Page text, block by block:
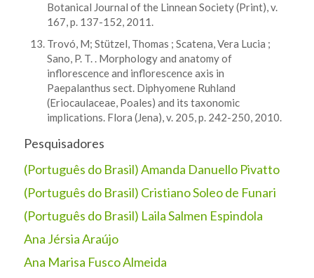
Botanical Journal of the Linnean Society (Print), v.
167, p. 137-152, 2011.
Trovó, M; Stützel, Thomas ; Scatena, Vera Lucia ;
Sano, P. T. . Morphology and anatomy of
inflorescence and inflorescence axis in
Paepalanthus sect. Diphyomene Ruhland
(Eriocaulaceae, Poales) and its taxonomic
implications. Flora (Jena), v. 205, p. 242-250, 2010.
Pesquisadores
(Português do Brasil) Amanda Danuello Pivatto
(Português do Brasil) Cristiano Soleo de Funari
(Português do Brasil) Laila Salmen Espindola
Ana Jérsia Araújo
Ana Marisa Fusco Almeida